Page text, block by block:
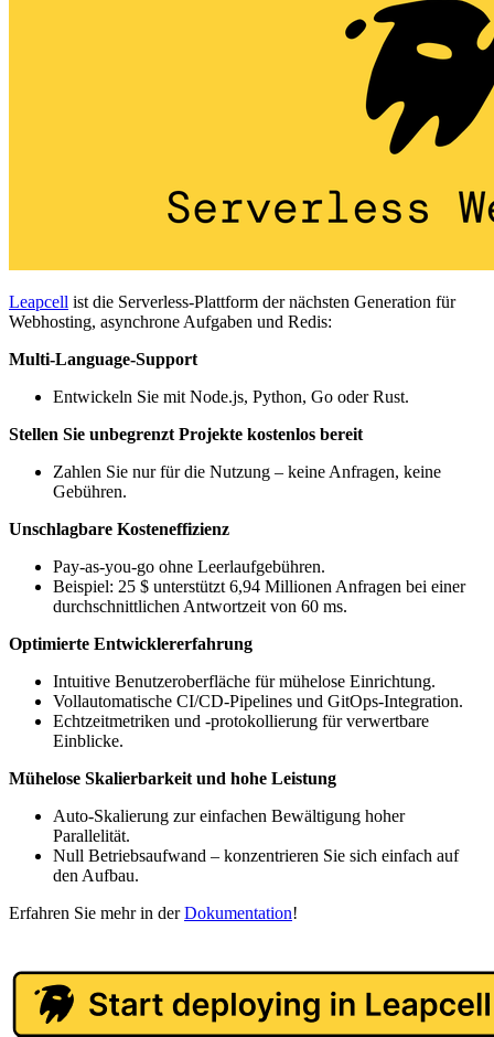
Leapcell ist die Serverless-Plattform der nächsten Generation für
Webhosting, asynchrone Aufgaben und Redis:
Multi-Language-Support
Entwickeln Sie mit Node.js, Python, Go oder Rust.
Stellen Sie unbegrenzt Projekte kostenlos bereit
Zahlen Sie nur für die Nutzung – keine Anfragen, keine
Gebühren.
Unschlagbare Kosteneffizienz
Pay-as-you-go ohne Leerlaufgebühren.
Beispiel: 25 $ unterstützt 6,94 Millionen Anfragen bei einer
durchschnittlichen Antwortzeit von 60 ms.
Optimierte Entwicklererfahrung
Intuitive Benutzeroberfläche für mühelose Einrichtung.
Vollautomatische CI/CD-Pipelines und GitOps-Integration.
Echtzeitmetriken und -protokollierung für verwertbare
Einblicke.
Mühelose Skalierbarkeit und hohe Leistung
Auto-Skalierung zur einfachen Bewältigung hoher
Parallelität.
Null Betriebsaufwand – konzentrieren Sie sich einfach auf
den Aufbau.
Erfahren Sie mehr in derDokumentation!